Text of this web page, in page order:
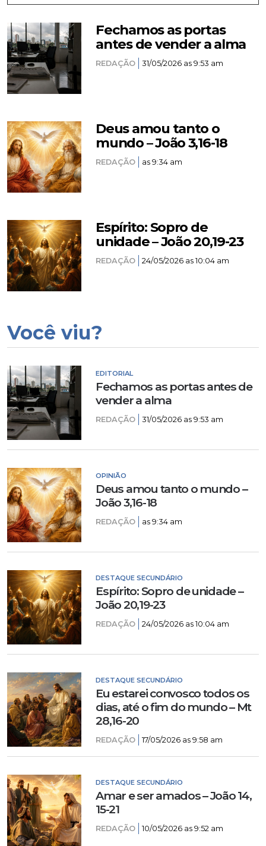
Fechamos as portas
antes de vender a alma
REDAÇÃO 31/05/2026 as 9:53 am
Deus amou tanto o
mundo – João 3,16-18
REDAÇÃO as 9:34 am
Espírito: Sopro de
unidade – João 20,19-23
REDAÇÃO 24/05/2026 as 10:04 am
Você viu?
EDITORIAL
Fechamos as portas antes de
vender a alma
REDAÇÃO 31/05/2026 as 9:53 am
OPINIÃO
Deus amou tanto o mundo –
João 3,16-18
REDAÇÃO as 9:34 am
DESTAQUE SECUNDÁRIO
Espírito: Sopro de unidade –
João 20,19-23
REDAÇÃO 24/05/2026 as 10:04 am
DESTAQUE SECUNDÁRIO
Eu estarei convosco todos os
dias, até o fim do mundo – Mt
28,16-20
REDAÇÃO 17/05/2026 as 9:58 am
DESTAQUE SECUNDÁRIO
Amar e ser amados – João 14,
15-21
REDAÇÃO 10/05/2026 as 9:52 am